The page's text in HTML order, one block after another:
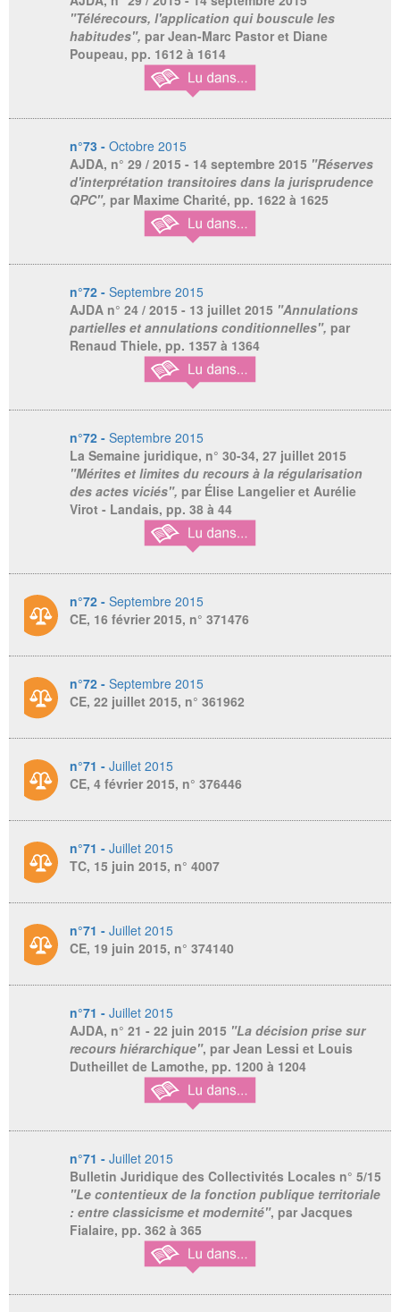
"Télérecours, l'application qui bouscule les
habitudes", par Jean-Marc Pastor et Diane
Poupeau, pp. 1612 à 1614
n°73 - Octobre 2015
AJDA, n° 29 / 2015 - 14 septembre 2015 "Réserves
d'interprétation transitoires dans la jurisprudence
QPC", par Maxime Charité, pp. 1622 à 1625
n°72 - Septembre 2015
AJDA n° 24 / 2015 - 13 juillet 2015 "Annulations
partielles et annulations conditionnelles", par
Renaud Thiele, pp. 1357 à 1364
n°72 - Septembre 2015
La Semaine juridique, n° 30-34, 27 juillet 2015
"Mérites et limites du recours à la régularisation
des actes viciés", par Élise Langelier et Aurélie
Virot - Landais, pp. 38 à 44
n°72 - Septembre 2015
CE, 16 février 2015, n° 371476
n°72 - Septembre 2015
CE, 22 juillet 2015, n° 361962
n°71 - Juillet 2015
CE, 4 février 2015, n° 376446
n°71 - Juillet 2015
TC, 15 juin 2015, n° 4007
n°71 - Juillet 2015
CE, 19 juin 2015, n° 374140
n°71 - Juillet 2015
AJDA, n° 21 - 22 juin 2015 "La décision prise sur
recours hiérarchique", par Jean Lessi et Louis
Dutheillet de Lamothe, pp. 1200 à 1204
n°71 - Juillet 2015
Bulletin Juridique des Collectivités Locales n° 5/15
"Le contentieux de la fonction publique territoriale
: entre classicisme et modernité", par Jacques
Fialaire, pp. 362 à 365